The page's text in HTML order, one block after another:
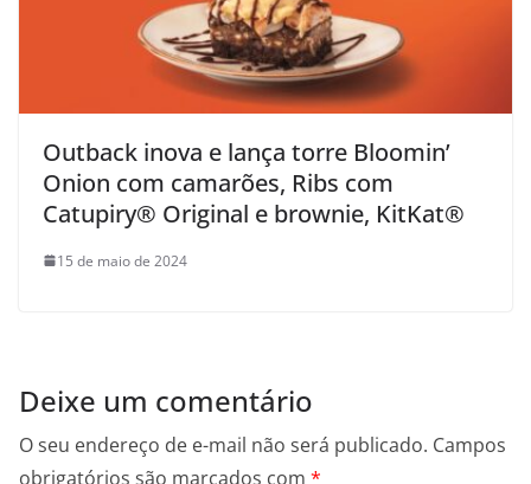
Outback inova e lança torre Bloomin’
Onion com camarões, Ribs com
Catupiry® Original e brownie, KitKat®
15 de maio de 2024
Deixe um comentário
O seu endereço de e-mail não será publicado. Campos
obrigatórios são marcados com *